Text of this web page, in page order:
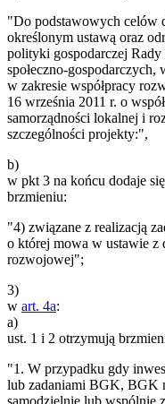
"Do podstawowych celów
określonym ustawą oraz
polityki gospodarczej
społeczno-
w zakresie współpracy
16 września 2011 r. o
samorządności lokalnej i
szczególności projekty:",
b)
w pkt 3 na końcu dodaje
brzmieniu:
"4) związane z realizacją
o której mowa w ustawie z
rozwojowej";
3)
w art. 4a:
a)
ust. 1 i 2 otrzymują
"1. W przypadku gdy
lub zadaniami BGK, BGK